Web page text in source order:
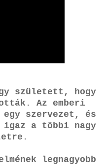
született, hogy
Az emberi
szervezet, és
igaz a többi nagy
legnagyobb